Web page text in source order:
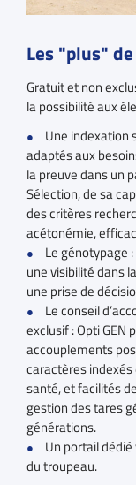
Les "plus"
Gratuit et non
la possibilité aux
Une indexation
adaptés aux
la preuve dans un
Sélection, de sa
des critères
acétonémie,
Le génotypage
une visibilité dans
une prise de
Le conseil
exclusif : Opti GEN
accouplements
caractères
santé, et facilités
gestion des tares
générations.
Un portail
du troupeau.